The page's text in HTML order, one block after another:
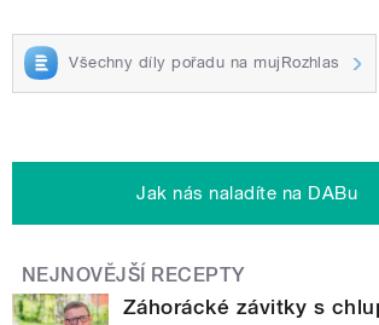
Všechny díly pořadu na mujRozhlas
Jak nás naladíte na DABu
NEJNOVĚJŠÍ RECEPTY
Záhorácké závitky s